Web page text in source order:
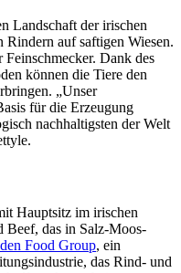
Landschaft der irischen
auf saftigen Wiesen.
Dank des
können die Tiere den
„Unser
für die Erzeugung
nachhaltigsten der Welt
Hauptsitz im irischen
Beef, das in Salz-Moos-
Food Group, ein
das Rind- und